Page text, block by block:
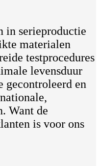
in serieproductie
materialen
testprocedures
levensduur
gecontroleerd en
Want de
is voor ons